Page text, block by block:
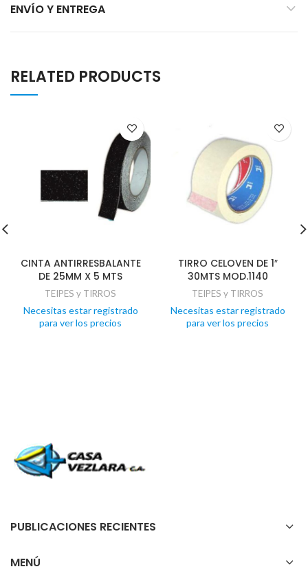
ENVÍO Y ENTREGA
RELATED PRODUCTS
CINTA ANTIRRESBALANTE
DE 25MM X 5 MTS
TEIPES y TIRROS
Necesitas estar registrado
para ver los precios
TIRRO CELOVEN DE 1″
30MTS MOD.1140
TEIPES y TIRROS
Necesitas estar registrado
para ver los precios
PUBLICACIONES RECIENTES
MENÚ